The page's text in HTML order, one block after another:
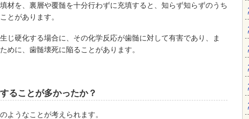
材を、裏層や覆髄を十分行わずに充填すると、知らず知らずのうち
とがあります。
じ硬化する場合に、その化学反応が歯髄に対して有害であり、ま
めに、歯髄壊死に陥ることがあります。
ることが多かったか？
ようなことが考えられます。